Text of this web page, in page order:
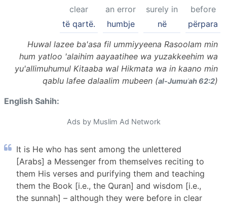
before
përpara
surely in
në
an error
humbje
clear
të qartë.
Huwal lazee ba'asa fil ummiyyeena Rasoolam min
hum yatloo 'alaihim aayaatihee wa yuzakkeehim wa
yu'allimuhumul Kitaaba wal Hikmata wa in kaano min
qablu lafee dalaalim mubeen (al-Jumuʿah 62:2)
English Sahih:
Ads by Muslim Ad Network
It is He who has sent among the unlettered
[Arabs] a Messenger from themselves reciting to
them His verses and purifying them and teaching
them the Book [i.e., the Quran] and wisdom [i.e.,
the sunnah] – although they were before in clear